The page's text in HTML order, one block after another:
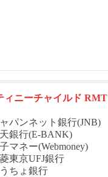
ィニーチャイルド RMT
パンネット銀行(JNB)
銀行(E-BANK)
マネー(Webmoney)
東京UFJ銀行
ちょ銀行